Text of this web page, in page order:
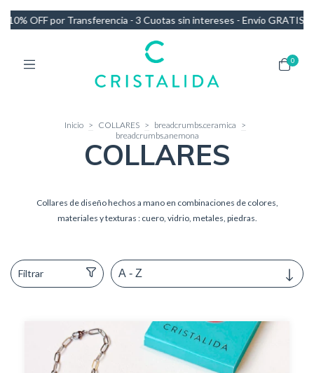
intereses - Envío GRATIS en compras de más de $140.000
0
Inicio > COLLARES > breadcrumbs.ceramica >
breadcrumbs.anemona
COLLARES
Collares de diseño hechos a mano en combinaciones de colores,
materiales y texturas : cuero, vidrio, metales, piedras.
Filtrar